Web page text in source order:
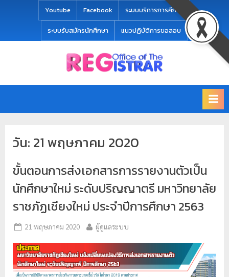
Youtube Facebook ระบบบริการการศึกษา
ระบบรับสมัครนักศึกษา แนวปฏิบัติการขอสอบ
นั
ท
ย
น
ล
ป
ร
ะ
the
วัน: 21 พฤษภาคม 2020
ขั้นตอนการส่งเอกสารการรายงานตัวเป็น
นักศึกษาใหม่ ระดับปริญญาตรี มหาวิทยาลัย
ราชภัฏเชียงใหม่ ประจำปีการศึกษา 2563
21 พฤษภาคม 2020 ผู้ดูแลระบบ
modal-check